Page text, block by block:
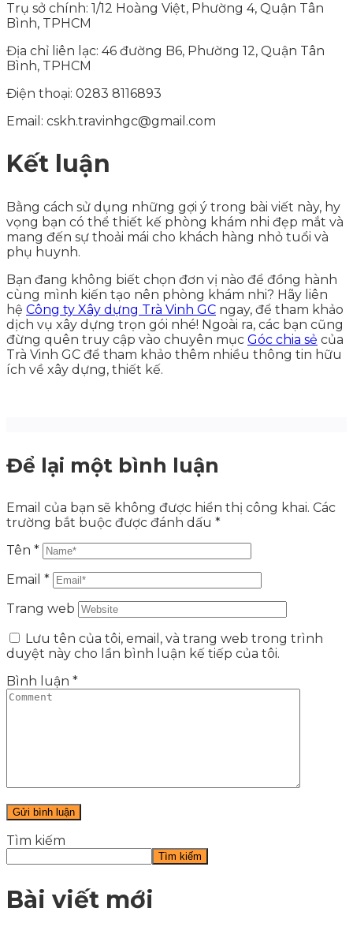
Trụ sở chính: 1/12 Hoàng Việt, Phường 4, Quận Tân
Bình, TPHCM
Địa chỉ liên lạc: 46 đường B6, Phường 12, Quận Tân
Bình, TPHCM
Điện thoại: 0283 8116893
Email: cskh.travinhgc@gmail.com
Kết luận
Bằng cách sử dụng những gợi ý trong bài viết này, hy
vọng bạn có thể thiết kế phòng khám nhi đẹp mắt và
mang đến sự thoải mái cho khách hàng nhỏ tuổi và
phụ huynh.
Bạn đang không biết chọn đơn vị nào để đồng hành
cùng mình kiến tạo nên phòng khám nhi? Hãy liên
hệ Công ty Xây dựng Trà Vinh GC ngay, để tham khảo
dịch vụ xây dựng trọn gói nhé! Ngoài ra, các bạn cũng
đừng quên truy cập vào chuyên mục Góc chia sẻ của
Trà Vinh GC để tham khảo thêm nhiều thông tin hữu
ích về xây dựng, thiết kế.
Để lại một bình luận
Email của bạn sẽ không được hiển thị công khai. Các
trường bắt buộc được đánh dấu *
Tên *
Email *
Trang web
Lưu tên của tôi, email, và trang web trong trình
duyệt này cho lần bình luận kế tiếp của tôi.
Bình luận *
Tìm kiếm
Tìm kiếm
Bài viết mới